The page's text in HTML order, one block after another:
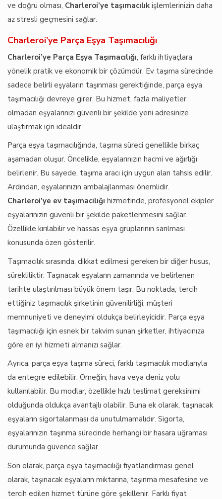
ve doğru olması, Charleroi’ye taşımacılık işlemlerinizin daha
az stresli geçmesini sağlar.
Charleroi’ye Parça Eşya Taşımacılığı
Charleroi’ye Parça Eşya Taşımacılığı, farklı ihtiyaçlara
yönelik pratik ve ekonomik bir çözümdür. Ev taşıma sürecinde
sadece belirli eşyaların taşınması gerektiğinde, parça eşya
taşımacılığı devreye girer. Bu hizmet, fazla maliyetler
olmadan eşyalarınızı güvenli bir şekilde yeni adresinize
ulaştırmak için idealdir.
Parça eşya taşımacılığında, taşıma süreci genellikle birkaç
aşamadan oluşur. Öncelikle, eşyalarınızın hacmi ve ağırlığı
belirlenir. Bu sayede, taşıma aracı için uygun alan tahsis edilir.
Ardından, eşyalarınızın ambalajlanması önemlidir.
Charleroi’ye ev taşımacılığı hizmetinde, profesyonel ekipler
eşyalarınızın güvenli bir şekilde paketlenmesini sağlar.
Özellikle kırılabilir ve hassas eşya gruplarının sarılması
konusunda özen gösterilir.
Taşımacılık sırasında, dikkat edilmesi gereken bir diğer husus,
sürekliliktir. Taşınacak eşyaların zamanında ve belirlenen
tarihte ulaştırılması büyük önem taşır. Bu noktada, tercih
ettiğiniz taşımacılık şirketinin güvenilirliği, müşteri
memnuniyeti ve deneyimi oldukça belirleyicidir. Parça eşya
taşımacılığı için esnek bir takvim sunan şirketler, ihtiyacınıza
göre en iyi hizmeti almanızı sağlar.
Ayrıca, parça eşya taşıma süreci, farklı taşımacılık modlarıyla
da entegre edilebilir. Örneğin, hava veya deniz yolu
kullanılabilir. Bu modlar, özellikle hızlı teslimat gereksinimi
olduğunda oldukça avantajlı olabilir. Buna ek olarak, taşınacak
eşyaların sigortalanması da unutulmamalıdır. Sigorta,
eşyalarınızın taşınma sürecinde herhangi bir hasara uğraması
durumunda güvence sağlar.
Son olarak, parça eşya taşımacılığı fiyatlandırması genel
olarak, taşınacak eşyaların miktarına, taşınma mesafesine ve
tercih edilen hizmet türüne göre şekillenir. Farklı fiyat